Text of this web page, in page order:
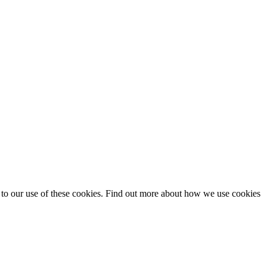
our use of these cookies. Find out more about how we use cookies